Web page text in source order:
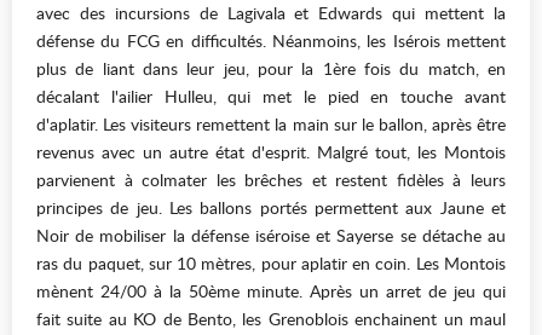
avec des incursions de Lagivala et Edwards qui mettent la
défense du FCG en difficultés. Néanmoins, les Isérois mettent
plus de liant dans leur jeu, pour la 1ère fois du match, en
décalant l'ailier Hulleu, qui met le pied en touche avant
d'aplatir. Les visiteurs remettent la main sur le ballon, après être
revenus avec un autre état d'esprit. Malgré tout, les Montois
parvienent à colmater les brêches et restent fidèles à leurs
principes de jeu. Les ballons portés permettent aux Jaune et
Noir de mobiliser la défense iséroise et Sayerse se détache au
ras du paquet, sur 10 mètres, pour aplatir en coin. Les Montois
mènent 24/00 à la 50ème minute. Après un arret de jeu qui
fait suite au KO de Bento, les Grenoblois enchainent un maul